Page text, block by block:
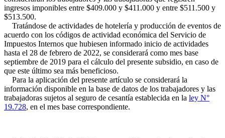
ingresos imponibles entre $409.000 y $411.000 y entre $511.500 y
$513.500.
Tratándose de actividades de hotelería y producción de eventos de
acuerdo con los códigos de actividad económica del Servicio de
Impuestos Internos que hubiesen informado inicio de actividades
hasta el 28 de febrero de 2022, se considerará como mes base
septiembre de 2019 para el cálculo del presente subsidio, en caso de
que este último sea más beneficioso.
Para la aplicación del presente artículo se considerará la
información disponible en la base de datos de los trabajadores y las
trabajadoras sujetos al seguro de cesantía establecida en la ley N°
19.728, en el mes base correspondiente.